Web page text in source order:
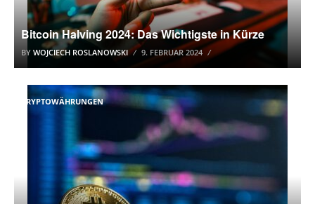
Bitcoin Halving 2024: Das Wichtigste in Kürze
BY WOJCIECH ROSLANOWSKI 9. FEBRUAR 2024
KRYPTOWÄHRUNGEN